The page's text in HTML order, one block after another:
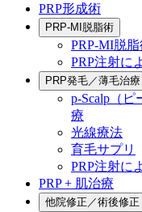
PRP形成術
PRP-MI脱脂術
PRP-MI脱
PRP注射に
PRP発毛／薄毛治療
p-Scalp（
療
光線療法
育毛サプリ
PRP注射に
PRP + 肌治療
他院修正／術後修正